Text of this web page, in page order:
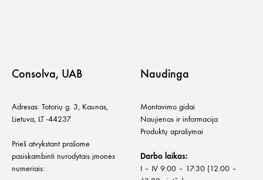
Consolva, UAB
Adresas: Totorių g. 3, Kaunas,
Lietuva, LT -44237
Prieš atvykstant prašome
pasiskambinti nurodytais įmonės
numeriais:
Naudinga
Montavimo gidai
Naujienos ir informacija
Produktų aprašymai
Darbo laikas:
I – IV 9:00 – 17:30 (12:00 –